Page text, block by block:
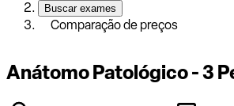
Buscar exames
Comparação de preços
Anátomo Patológico - 3